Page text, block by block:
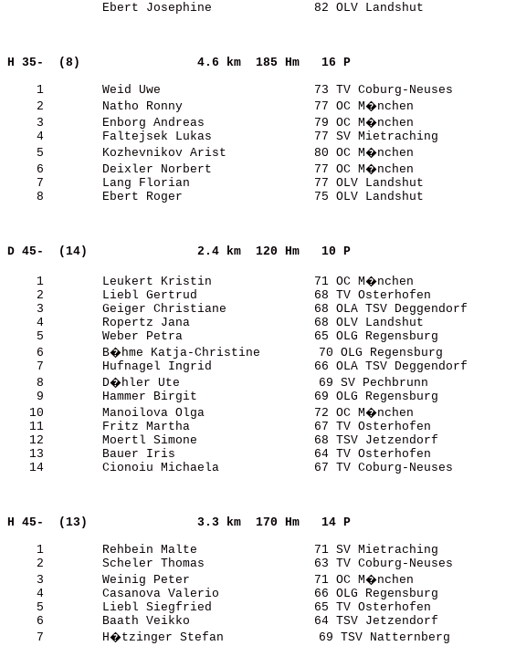
Ebert Josephine              82 OLV Landshut
H 35-  (8)
4.6 km  185 Hm   16 P
1        Weid Uwe                     73 TV Coburg-Neuses
2        Natho Ronny                  77 OC M�nchen
3        Enborg Andreas               79 OC M�nchen
4        Faltejsek Lukas              77 SV Mietraching
5        Kozhevnikov Arist            80 OC M�nchen
6        Deixler Norbert              77 OC M�nchen
7        Lang Florian                 77 OLV Landshut
8        Ebert Roger                  75 OLV Landshut
D 45-  (14) 2.4 km  120 Hm   10 P
1        Leukert Kristin              71 OC M�nchen
2        Liebl Gertrud                68 TV Osterhofen
3        Geiger Christiane            68 OLA TSV Deggendorf
4        Ropertz Jana                 68 OLV Landshut
5        Weber Petra                  65 OLG Regensburg
6        B�hme Katja-Christine        70 OLG Regensburg
7        Hufnagel Ingrid              66 OLA TSV Deggendorf
8        D�hler Ute                   69 SV Pechbrunn
9        Hammer Birgit                69 OLG Regensburg
10        Manoilova Olga               72 OC M�nchen
11        Fritz Martha                 67 TV Osterhofen
12        Moertl Simone                68 TSV Jetzendorf
13        Bauer Iris                   64 TV Osterhofen
14        Cionoiu Michaela             67 TV Coburg-Neuses
H 45-  (13)
3.3 km  170 Hm   14 P
1        Rehbein Malte                71 SV Mietraching
2        Scheler Thomas               63 TV Coburg-Neuses
3        Weinig Peter                 71 OC M�nchen
4        Casanova Valerio             66 OLG Regensburg
5        Liebl Siegfried              65 TV Osterhofen
6        Baath Veikko                 64 TSV Jetzendorf
7        H�tzinger Stefan             69 TSV Natternberg